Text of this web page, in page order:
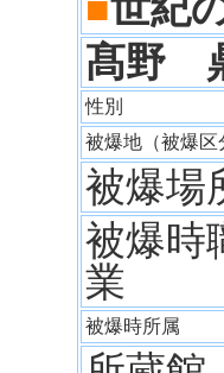
髙野
性別
被爆地（被爆区
被爆場
被爆時
業
被爆時所属